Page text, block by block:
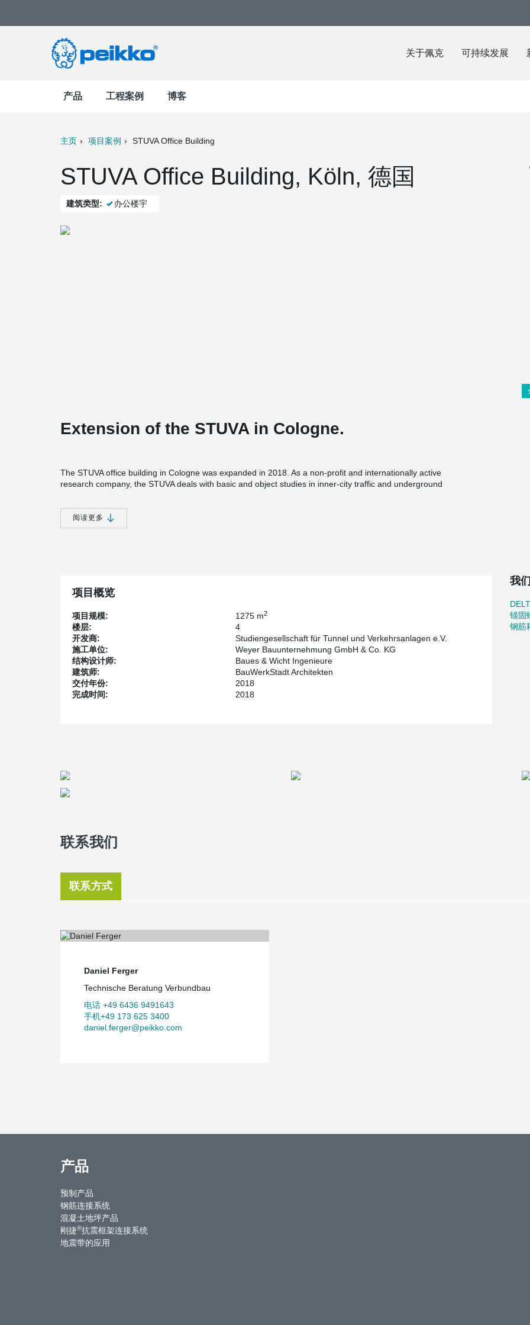
关于佩克 可持续发展
产品 工程案例 博客
主页 项目案例 STUVA Office Building
STUVA Office Building, Köln, 德国
建筑类型: 办公楼宇
Extension of the STUVA in Cologne.
The STUVA office building in Cologne was expanded in 2018. As a non-profit and internationally active
research company, the STUVA deals with basic and object studies in inner-city traffic and underground
In order to achieve the lowest possible construction heights in the extension of the building,
DELTABEAM®
阅读更多
项目概览
项目规模: 1275 m2
楼层:
4
开发商:
Studiengesellschaft für Tunnel und Verkehrsanlagen e.V.
施工单位:
Weyer Bauunternehmung GmbH & Co. KG
结构设计师:
Baues & Wicht Ingenieure
建筑师:
BauWerkStadt Architekten
交付年份:
2018
完成时间:
2018
我
锚固
钢筋
联系我们
联系方式
Daniel Ferger
Technische Beratung Verbundbau
电话 +49 6436 9491643
手机+49 173 625 3400
daniel.ferger@peikko.com
产品
预制产品
钢筋连接系统
混凝土地坪产品
刚捷®抗震框架连接系统
地震带的应用